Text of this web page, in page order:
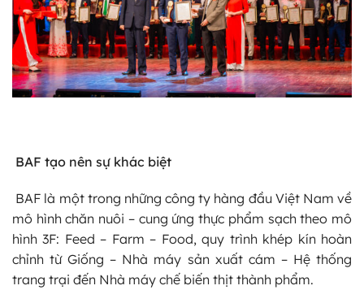
BAF tạo nên sự khác biệt
BAF là một trong những công ty hàng đầu Việt Nam về
mô hình chăn nuôi – cung ứng thực phẩm sạch theo mô
hình 3F: Feed – Farm – Food, quy trình khép kín hoàn
chỉnh từ Giống – Nhà máy sản xuất cám – Hệ thống
trang trại đến Nhà máy chế biến thịt thành phẩm.